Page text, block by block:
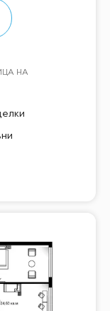
НА